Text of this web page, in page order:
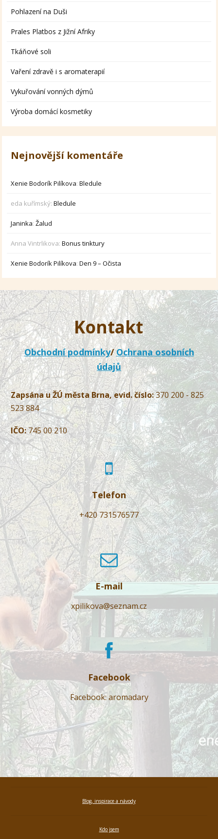
Pohlazení na Duši
Prales Platbos z Jižní Afriky
Tkáňové soli
Vaření zdravě i s aromaterapií
Vykuřování vonných dýmů
Výroba domácí kosmetiky
Nejnovější komentáře
Xenie Bodorík Pilíkova:Bledule
eda kuřímský:Bledule
Janinka:Žalud
Anna Vintrlikova:Bonus tinktury
Xenie Bodorík Pilíkova:Den 9 – Očista
Kontakt
Obchodní podmínky/Ochrana osobních
údajů
Zapsána u ŽÚ města Brna, evid. číslo:370 200 - 825
523 884
IČO:745 00 210
Telefon
+420 731576577
E-mail
xpilikova@seznam.cz
Facebook
Facebook: aromadary
Blog, inspirace a návody
Kdo jsem